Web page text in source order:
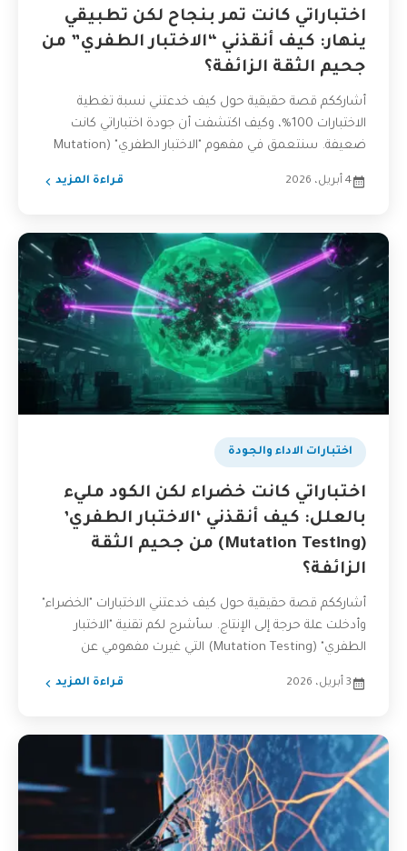
اختباراتي كانت تمر بنجاح لكن تطبيقي
ينهار: كيف أنقذني “الاختبار الطفري” من
جحيم الثقة الزائفة؟
أشارككم قصة حقيقية حول كيف خدعتني نسبة تغطية
الاختبارات 100%، وكيف اكتشفت أن جودة اختباراتي كانت
ضعيفة. سنتعمق في مفهوم "الاختبار الطفري" (Mutation
4 أبريل، 2026 قراءة المزيد
اختبارات الاداء والجودة
اختباراتي كانت خضراء لكن الكود مليء
بالعلل: كيف أنقذني ‘الاختبار الطفري’
(Mutation Testing) من جحيم الثقة
الزائفة؟
أشارككم قصة حقيقية حول كيف خدعتني الاختبارات "الخضراء"
وأدخلت علة حرجة إلى الإنتاج. سأشرح لكم تقنية "الاختبار
الطفري" (Mutation Testing) التي غيرت مفهومي عن
3 أبريل، 2026 قراءة المزيد